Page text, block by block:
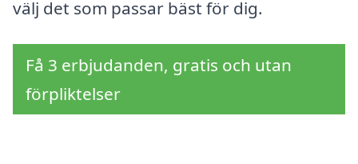
välj det som passar bäst för dig.
Få 3 erbjudanden, gratis och utan
förpliktelser